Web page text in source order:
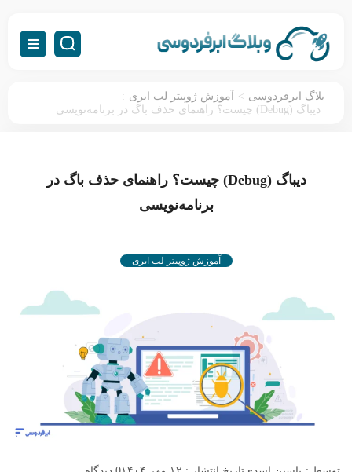
بلاگ ابرفردوسی > آموزش ژوپیتر لب ابری :
دیباگ (Debug) چیست؟ راهنمای حذف باگ در برنامه‌نویسی
دیباگ (Debug) چیست؟ راهنمای حذف باگ در
برنامه‌نویسی
آموزش ژوپیتر لب ابری